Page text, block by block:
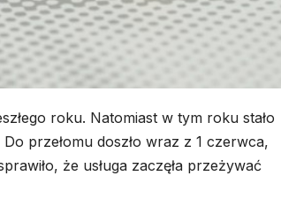
roku. Natomiast w tym roku stało
przełomu doszło wraz z 1 czerwca,
że usługa zaczęła przeżywać